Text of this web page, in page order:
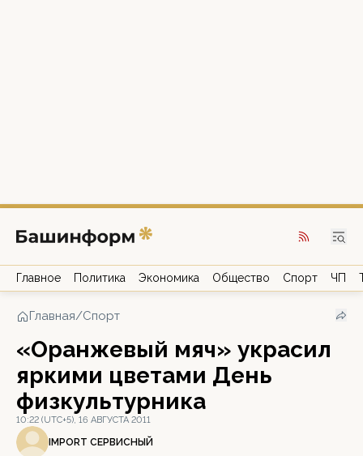
Главное Политика Экономика Общество Спорт ЧП
Главная/Спорт
«Оранжевый мяч» украсил
яркими цветами День
физкультурника
10:22 (UTC+5), 16 АВГУСТА 2011
IMPORT СЕРВИСНЫЙ